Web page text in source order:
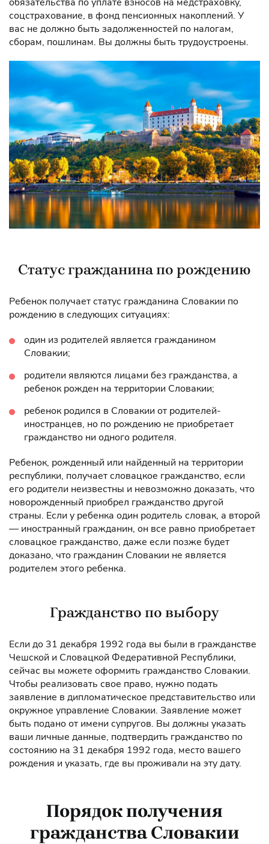
соцстрахование, в фонд пенсионных накоплений. У
вас не должно быть задолженностей по налогам,
сборам, пошлинам. Вы должны быть трудоустроены.
Статус гражданина по рождению
Ребенок получает статус гражданина Словакии по
рождению в следующих ситуациях:
один из родителей является гражданином
Словакии;
родители являются лицами без гражданства, а
ребенок рожден на территории Словакии;
ребенок родился в Словакии от родителей-
иностранцев, но по рождению не приобретает
гражданство ни одного родителя.
Ребенок, рожденный или найденный на территории
республики, получает словацкое гражданство, если
его родители неизвестны и невозможно доказать, что
новорожденный приобрел гражданство другой
страны. Если у ребенка один родитель словак, а второй
— иностранный гражданин, он все равно приобретает
словацкое гражданство, даже если позже будет
доказано, что гражданин Словакии не является
родителем этого ребенка.
Гражданство по выбору
Если до 31 декабря 1992 года вы были в гражданстве
Чешской и Словацкой Федеративной Республики,
сейчас вы можете оформить гражданство Словакии.
Чтобы реализовать свое право, нужно подать
заявление в дипломатическое представительство или
окружное управление Словакии. Заявление может
быть подано от имени супругов. Вы должны указать
ваши личные данные, подтвердить гражданство по
состоянию на 31 декабря 1992 года, место вашего
рождения и указать, где вы проживали на эту дату.
Порядок получения
гражданства Словакии